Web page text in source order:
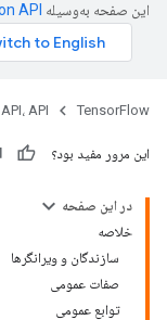
این صفحه به‌وسیله
TensorFlow API، API
این مرور مفید بود؟
در این صفحه
خلاصه
سازندگان و ویرانگرها
صفات عمومی
توابع عمومی